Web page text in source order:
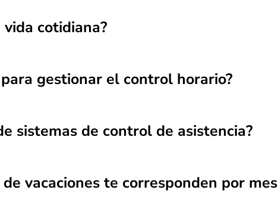
cotidiana?
gestionar el control horario?
sistemas de control de asistencia?
vacaciones te corresponden por mes